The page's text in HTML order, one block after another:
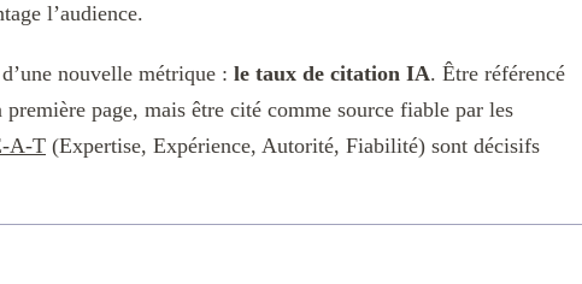
l’audience.
nouvelle métrique : le taux de citation IA. Être référencé
page, mais être cité comme source fiable par les
A-T (Expertise, Expérience, Autorité, Fiabilité) sont décisifs